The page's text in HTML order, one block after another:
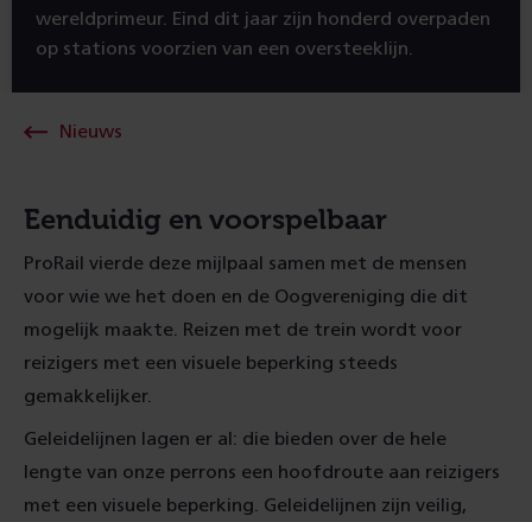
wereldprimeur. Eind dit jaar zijn honderd overpaden
op stations voorzien van een oversteeklijn.
Nieuws
Eenduidig en voorspelbaar
ProRail vierde deze mijlpaal samen met de mensen
voor wie we het doen en de Oogvereniging die dit
mogelijk maakte. Reizen met de trein wordt voor
reizigers met een visuele beperking steeds
gemakkelijker.
Geleidelijnen lagen er al: die bieden over de hele
lengte van onze perrons een hoofdroute aan reizigers
met een visuele beperking. Geleidelijnen zijn veilig,